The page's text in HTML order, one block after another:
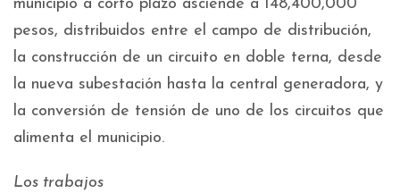
municipio a corto plazo asciende a 148,400,000
pesos, distribuidos entre el campo de distribución,
la construcción de un circuito en doble terna, desde
la nueva subestación hasta la central generadora, y
la conversión de tensión de uno de los circuitos que
alimenta el municipio.
Los trabajos